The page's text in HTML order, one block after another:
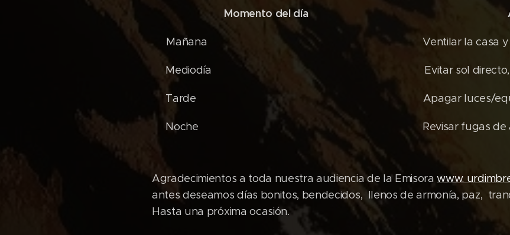
Momento del día
Mañana Ventilar la casa y llenar
Mediodía Evitar sol directo,
Tarde Apagar luces/equipos
Noche Revisar fugas de agua y
Agradecimientos a toda nuestra audiencia de la Emisorawww.
antes deseamos días bonitos, bendecidos, llenos de armonía, paz,
Hasta una próxima ocasión.